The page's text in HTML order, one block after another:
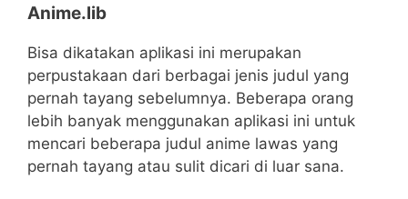
Anime.lib
Bisa dikatakan aplikasi ini merupakan
perpustakaan dari berbagai jenis judul yang
pernah tayang sebelumnya. Beberapa orang
lebih banyak menggunakan aplikasi ini untuk
mencari beberapa judul anime lawas yang
pernah tayang atau sulit dicari di luar sana.